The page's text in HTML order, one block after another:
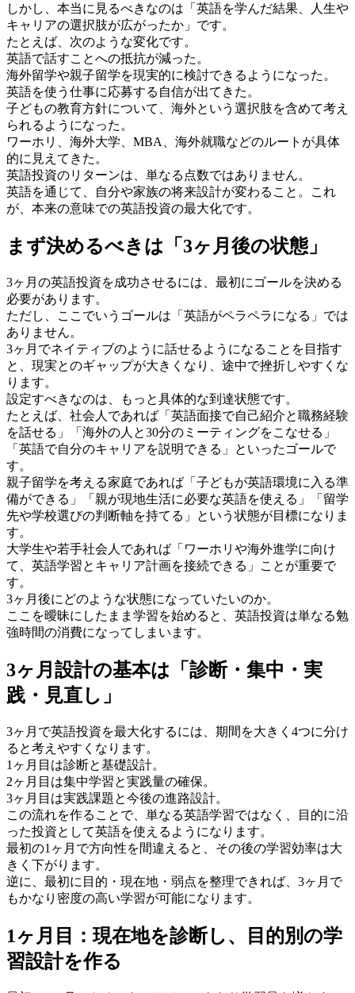
しかし、本当に見るべきなのは「英語を学んだ結果、人生や
キャリアの選択肢が広がったか」です。
たとえば、次のような変化です。
英語で話すことへの抵抗が減った。
海外留学や親子留学を現実的に検討できるようになった。
英語を使う仕事に応募する自信が出てきた。
子どもの教育方針について、海外という選択肢を含めて考え
られるようになった。
ワーホリ、海外大学、MBA、海外就職などのルートが具体
的に見えてきた。
英語投資のリターンは、単なる点数ではありません。
英語を通じて、自分や家族の将来設計が変わること。これ
が、本来の意味での英語投資の最大化です。
まず決めるべきは「3ヶ月後の状態」
3ヶ月の英語投資を成功させるには、最初にゴールを決める
必要があります。
ただし、ここでいうゴールは「英語がペラペラになる」では
ありません。
3ヶ月でネイティブのように話せるようになることを目指す
と、現実とのギャップが大きくなり、途中で挫折しやすくな
ります。
設定すべきなのは、もっと具体的な到達状態です。
たとえば、社会人であれば「英語面接で自己紹介と職務経験
を話せる」「海外の人と30分のミーティングをこなせる」
「英語で自分のキャリアを説明できる」といったゴールで
す。
親子留学を考える家庭であれば「子どもが英語環境に入る準
備ができる」「親が現地生活に必要な英語を使える」「留学
先や学校選びの判断軸を持てる」という状態が目標になりま
す。
大学生や若手社会人であれば「ワーホリや海外進学に向け
て、英語学習とキャリア計画を接続できる」ことが重要で
す。
3ヶ月後にどのような状態になっていたいのか。
ここを曖昧にしたまま学習を始めると、英語投資は単なる勉
強時間の消費になってしまいます。
3ヶ月設計の基本は「診断・集中・実
践・見直し」
3ヶ月で英語投資を最大化するには、期間を大きく4つに分け
ると考えやすくなります。
1ヶ月目は診断と基礎設計。
2ヶ月目は集中学習と実践量の確保。
3ヶ月目は実践課題と今後の進路設計。
この流れを作ることで、単なる英語学習ではなく、目的に沿
った投資として英語を使えるようになります。
最初の1ヶ月で方向性を間違えると、その後の学習効率は大
きく下がります。
逆に、最初に目的・現在地・弱点を整理できれば、3ヶ月で
もかなり密度の高い学習が可能になります。
1ヶ月目：現在地を診断し、目的別の学
習設計を作る